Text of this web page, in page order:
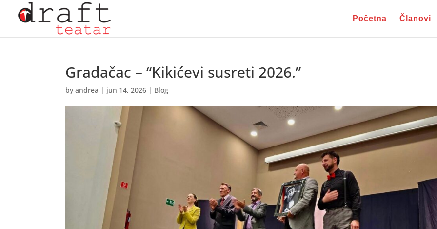
Početna Članovi
Gradačac – “Kikićevi susreti 2026.”
byandrea | jun 14, 2026 | Blog